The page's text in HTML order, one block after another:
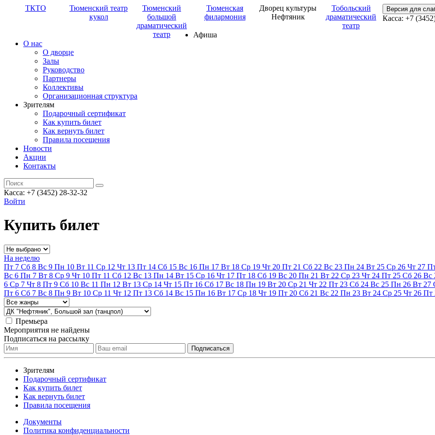
ТКТО
Тюменский театр
кукол
Тюменский
большой
драматический
театр
Тюменская
филармония
Дворец культуры
Нефтяник
Тобольский
драматический
театр
Версия для
Касса: +7
Афиша
О нас
О дворце
Залы
Руководство
Партнеры
Коллективы
Организационная структура
Зрителям
Подарочный сертификат
Как купить билет
Как вернуть билет
Правила посещения
Новости
Акции
Контакты
Касса: +7 (3452) 28-32-32
Войти
Купить билет
На неделю
Пт 7 Сб 8 Вс 9 Пн 10 Вт 11 Ср 12 Чт 13 Пт 14 Сб 15 Вс 16 Пн 17 Вт 18 Ср 19 Чт 20 Пт 21 Сб 22 Вс 23 Пн 24 Вт 25 Ср 26 Чт 27
Вс 6 Пн 7 Вт 8 Ср 9 Чт 10 Пт 11 Сб 12 Вс 13 Пн 14 Вт 15 Ср 16 Чт 17 Пт 18 Сб 19 Вс 20 Пн 21 Вт 22 Ср 23 Чт 24 Пт 25 Сб 26 Вс
6 Ср 7 Чт 8 Пт 9 Сб 10 Вс 11 Пн 12 Вт 13 Ср 14 Чт 15 Пт 16 Сб 17 Вс 18 Пн 19 Вт 20 Ср 21 Чт 22 Пт 23 Сб 24 Вс 25 Пн 26 Вт 27
Пт 6 Сб 7 Вс 8 Пн 9 Вт 10 Ср 11 Чт 12 Пт 13 Сб 14 Вс 15 Пн 16 Вт 17 Ср 18 Чт 19 Пт 20 Сб 21 Вс 22 Пн 23 Вт 24 Ср 25 Чт 26 Пт
Премьера
Мероприятия не найдены
Подписаться на рассылку
Зрителям
Подарочный сертификат
Как купить билет
Как вернуть билет
Правила посещения
Документы
Политика конфиденциальности